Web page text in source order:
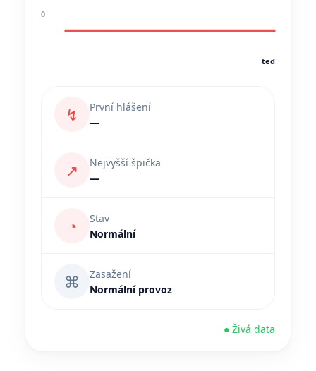
0
teď
↯
První hlášení
—
↗
Nejvyšší špička
—
◔
Stav
Normální
⌘
Zasažení
Normální provoz
● Živá data